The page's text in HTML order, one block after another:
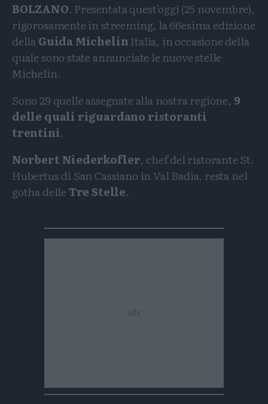
BOLZANO. Presentata quest'oggi (25 novembre),
rigorosamente in streeming, la 66esima edizione
dellaGuida MichelinItalia, in occasione della
quale sono state annunciate le nuove stelle
Michelin.
Sono 29 quelle assegnate alla nostra regione, 9
delle quali riguardano ristoranti
trentini.
Norbert Niederkofler, chef del ristorante St.
Hubertus di San Cassiano in Val Badia, resta nel
gotha delleTre Stelle.